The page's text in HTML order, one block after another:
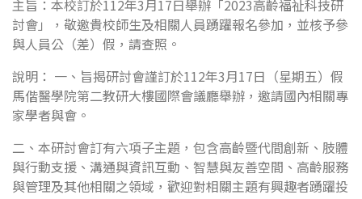
主旨：本校訂於112年3月17日舉辦「2023高齡福祉科技研
討會」，敬邀貴校師生及相關人員踴躍報名參加，並核予參
與人員公（差）假，請查照。
說明： 一、旨揭研討會謹訂於112年3月17日（星期五）假
馬偕醫學院第二教研大樓國際會議廳舉辦，邀請國內相關專
家學者與會。
二、本研討會訂有六項子主題，包含高齡暨代間創新、肢體
與行動支援、溝通與資訊互動、智慧與友善空間、高齡服務
與管理及其他相關之領域，歡迎對相關主題有興趣者踴躍投